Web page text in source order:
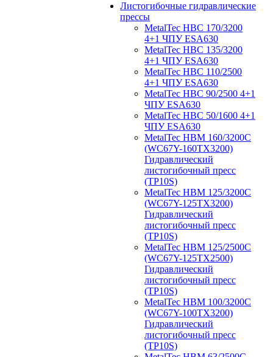
Листогибочные гидравлические
прессы
MetalTec HBС 170/3200
4+1 ЧПУ ESA630
MetalTec HBС 135/3200
4+1 ЧПУ ESA630
MetalTec HBС 110/2500
4+1 ЧПУ ESA630
MetalTec HBС 90/2500 4+1
ЧПУ ESA630
MetalTec HBС 50/1600 4+1
ЧПУ ESA630
MetalTec HBM 160/3200C
(WC67Y-160TX3200)
Гидравлический
листогибочный пресс
(TP10S)
MetalTec HBM 125/3200C
(WC67Y-125TX3200)
Гидравлический
листогибочный пресс
(TP10S)
MetalTec HBM 125/2500C
(WC67Y-125TX2500)
Гидравлический
листогибочный пресс
(TP10S)
MetalTec HBM 100/3200C
(WC67Y-100TX3200)
Гидравлический
листогибочный пресс
(TP10S)